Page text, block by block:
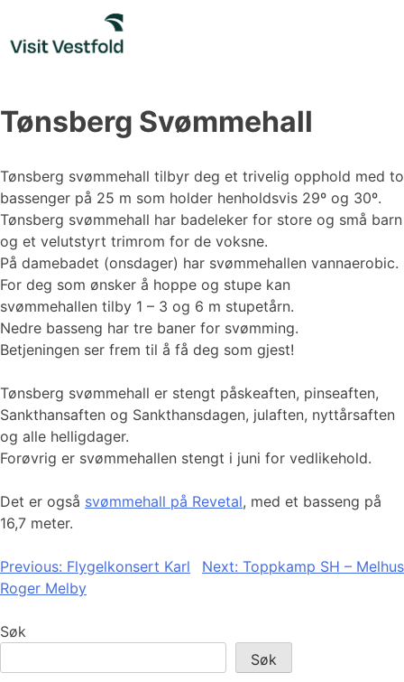
content
Tønsberg Svømmehall
Tønsberg svømmehall tilbyr deg et trivelig opphold med to
bassenger på 25 m som holder henholdsvis 29º og 30º.
Tønsberg svømmehall har badeleker for store og små barn
og et velutstyrt trimrom for de voksne.
På damebadet (onsdager) har svømmehallen vannaerobic.
For deg som ønsker å hoppe og stupe kan
svømmehallen tilby 1 – 3 og 6 m stupetårn.
Nedre basseng har tre baner for svømming.
Betjeningen ser frem til å få deg som gjest!
Tønsberg svømmehall er stengt påskeaften, pinseaften,
Sankthansaften og Sankthansdagen, julaften, nyttårsaften
og alle helligdager.
Forøvrig er svømmehallen stengt i juni for vedlikehold.
Det er også svømmehall på Revetal, med et basseng på
16,7 meter.
Innleggsnavigasjon
Previous: Flygelkonsert Karl
Roger Melby
Next: Toppkamp SH – Melhus
Søk
Søk